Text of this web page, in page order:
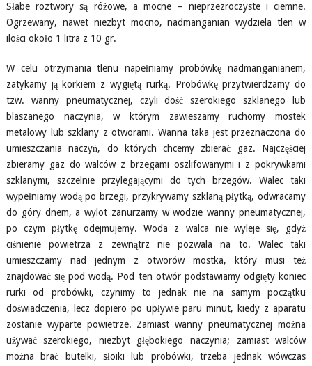
Słabe roztwory są różowe, a mocne – nieprzezroczyste i ciemne.
Ogrzewany, nawet niezbyt mocno, nadmanganian wydziela tlen w
ilości około 1 litra z 10 gr.
W celu otrzymania tlenu napełniamy probówkę nadmanganianem,
zatykamy ją korkiem z wygiętą rurką. Probówkę przytwierdzamy do
tzw. wanny pneumatycznej, czyli dość szerokiego szklanego lub
blaszanego naczynia, w którym zawieszamy ruchomy mostek
metalowy lub szklany z otworami. Wanna taka jest przeznaczona do
umieszczania naczyń, do których chcemy zbierać gaz. Najczęściej
zbieramy gaz do walców z brzegami oszlifowanymi i z pokrywkami
szklanymi, szczelnie przylegającymi do tych brzegów. Walec taki
wypełniamy wodą po brzegi, przykrywamy szklaną płytką, odwracamy
do góry dnem, a wylot zanurzamy w wodzie wanny pneumatycznej,
po czym płytkę odejmujemy. Woda z walca nie wyleje się, gdyż
ciśnienie powietrza z zewnątrz nie pozwala na to. Walec taki
umieszczamy nad jednym z otworów mostka, który musi też
znajdować się pod wodą. Pod ten otwór podstawiamy odgięty koniec
rurki od probówki, czynimy to jednak nie na samym początku
doświadczenia, lecz dopiero po upływie paru minut, kiedy z aparatu
zostanie wyparte powietrze. Zamiast wanny pneumatycznej można
używać szerokiego, niezbyt głębokiego naczynia; zamiast walców
można brać butelki, słoiki lub probówki, trzeba jednak wówczas